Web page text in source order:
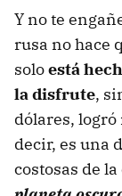
Y no te
rusa no hace
soloestá
la disfrute,
dólares,
decir, es una
costosas de